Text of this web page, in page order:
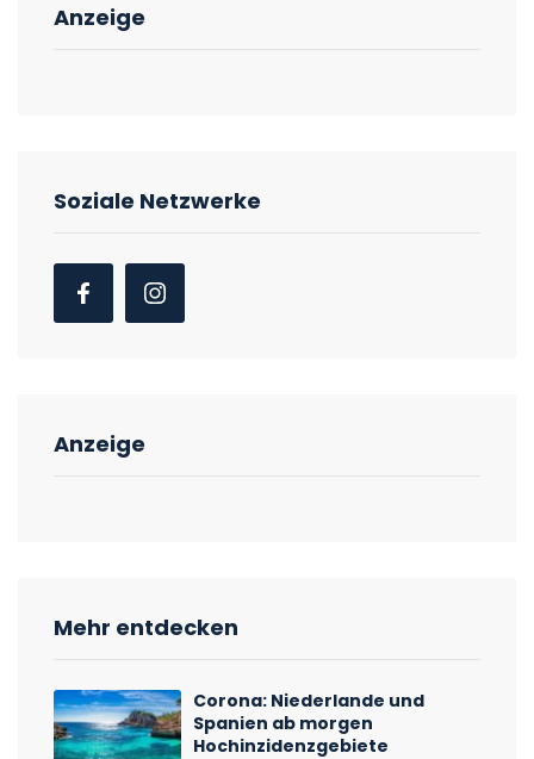
Anzeige
Soziale Netzwerke
Anzeige
Mehr entdecken
Corona: Niederlande und
Spanien ab morgen
Hochinzidenzgebiete